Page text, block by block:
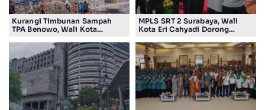
Kurangi Timbunan Sampah
TPA Benowo, Wali Kota
Pilah Sampah dari Rumah
MPLS SRT 2 Surabaya, Wali
Kota Eri Cahyadi Dorong
Berkarakter